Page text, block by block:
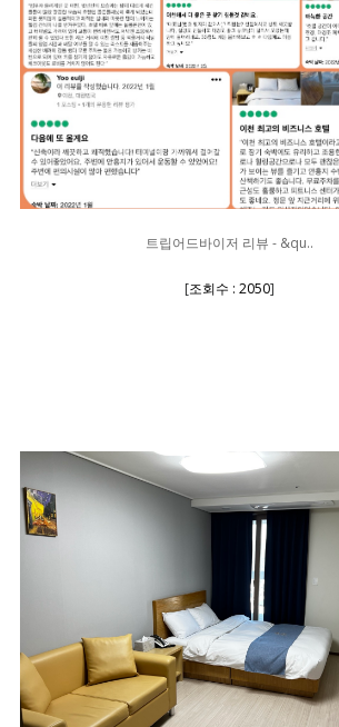
트립어드바이저 리뷰 - &qu..
[조회수 : 2050]